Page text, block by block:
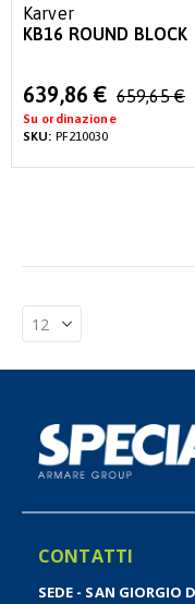
Karver
KB16 ROUND BLOCK
Special
Price
639,86 € 659,65 €
Su ordinazione
SKU: PF210030
CONTATTI
SEDE - SAN GIORGIO